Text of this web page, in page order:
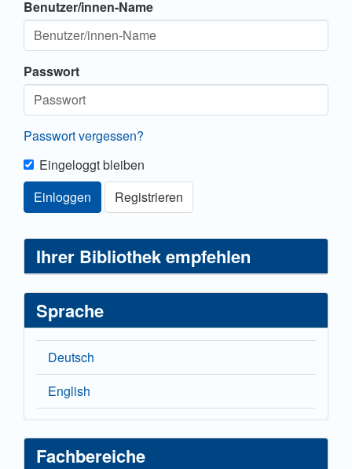
Benutzer/innen-Name
Passwort
Passwort vergessen?
Eingeloggt bleiben
Einloggen
Registrieren
Ihrer Bibliothek empfehlen
Sprache
Deutsch
English
Fachbereiche